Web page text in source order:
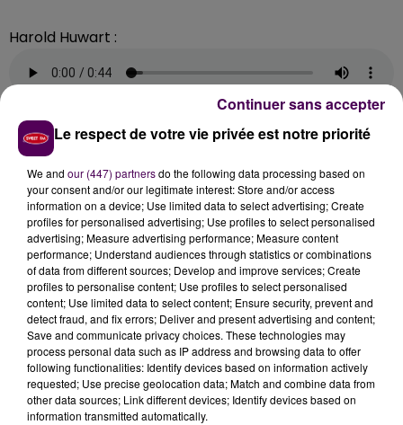
Harold Huwart :
CHÔMAGE TECHNIQUE À AQUAVAL
Ce qui signifie que"Vert Marine"ne peut répercuter
cette très forte augmentation des charges
énergétiques, ici au syndicat intercommunal qui gère
la piscine, abondé à 90% par la municipalité de
Nogent-le-Rotrou."En aucun cas le délégataire ne
peut suspendre le service public qu’il a choisi
d’assurer"affirme pour sa partHarold Huwart, qui a
saisi l’avocat de la ville pour prendre conseil. Les
vingt communes euréliennes et ornaises qui
composent le syndicat doivent se réunir
prochainement pour décider d’une position unique. En
Le respect de votre vie privée est notre priorité
We and our (447) partnersdo the following data processing based on
your consent and/or our legitimate interest: Store and/or access
information on a device; Use limited data to select advertising; Create
profiles for personalised advertising; Use profiles to select personalised
advertising; Measure advertising performance; Measure content
performance; Understand audiences through statistics or combinations
of data from different sources; Develop and improve services; Create
profiles to personalise content; Use profiles to select personalised
content; Use limited data to select content; Ensure security, prevent and
detect fraud, and fix errors; Deliver and present advertising and content;
Save and communicate privacy choices. These technologies may
process personal data such as IP address and browsing data to offer
following functionalities: Identify devices based on information actively
requested; Use precise geolocation data; Match and combine data from
other data sources; Link different devices; Identify devices based on
information transmitted automatically.
Continuer sans accepter